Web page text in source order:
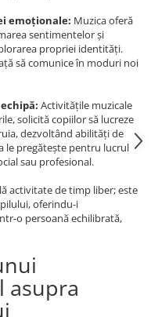
emoționale: Muzica oferă
sentimentelor și
propriei identități.
să comunice în moduri noi
Activitățile muzicale
solicită copiilor să lucreze
dezvoltând abilități de
le pregătește pentru lucrul
sau profesional.
activitate de timp liber; este
oferindu-i
o persoană echilibrată,
asupra